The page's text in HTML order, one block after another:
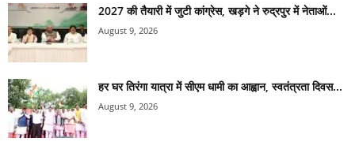
2027 की तैयारी में जुटी कांग्रेस, खड़गे ने रुद्रपुर में नेताओं...
August 9, 2026
हर घर तिरंगा यात्रा में सीएम धामी का आह्वान, स्वतंत्रता दिवस...
August 9, 2026